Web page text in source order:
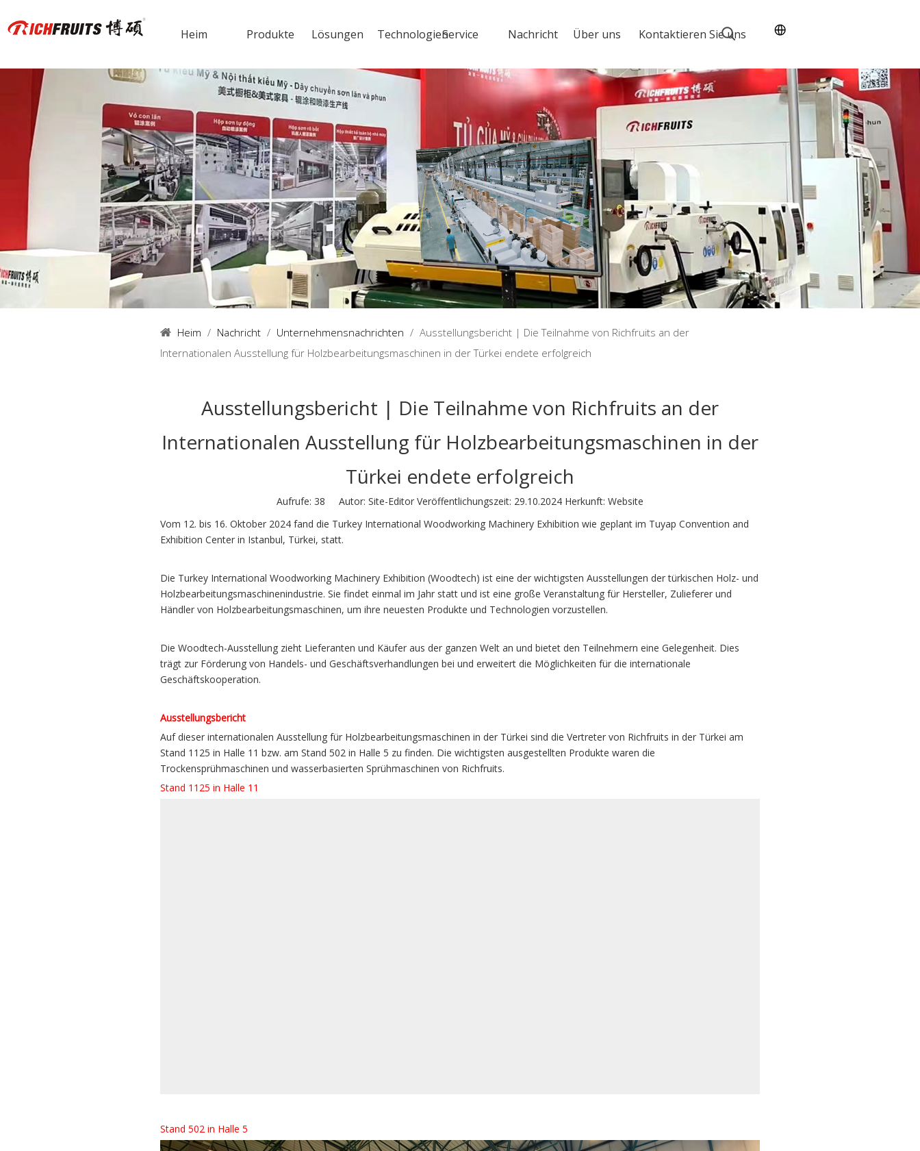
Heim Produkte Lösungen TechnologienService Nachricht Über uns Kontaktieren Sie uns
Heim / Nachricht / Unternehmensnachrichten / Ausstellungsbericht | Die Teilnahme von Richfruits an der
Internationalen Ausstellung für Holzbearbeitungsmaschinen in der Türkei endete erfolgreich
Ausstellungsbericht | Die Teilnahme von Richfruits an der
Internationalen Ausstellung für Holzbearbeitungsmaschinen in der
Türkei endete erfolgreich
Aufrufe: 38 Autor: Site-Editor Veröffentlichungszeit: 29.10.2024 Herkunft: Website
Vom 12. bis 16. Oktober 2024 fand die Turkey International Woodworking Machinery Exhibition wie geplant im Tuyap Convention and
Exhibition Center in Istanbul, Türkei, statt.
Die Turkey International Woodworking Machinery Exhibition (Woodtech) ist eine der wichtigsten Ausstellungen der türkischen Holz- und
Holzbearbeitungsmaschinenindustrie. Sie findet einmal im Jahr statt und ist eine große Veranstaltung für Hersteller, Zulieferer und
Händler von Holzbearbeitungsmaschinen, um ihre neuesten Produkte und Technologien vorzustellen.
Die Woodtech-Ausstellung zieht Lieferanten und Käufer aus der ganzen Welt an und bietet den Teilnehmern eine Gelegenheit. Dies
trägt zur Förderung von Handels- und Geschäftsverhandlungen bei und erweitert die Möglichkeiten für die internationale
Geschäftskooperation.
Ausstellungsbericht
Auf dieser internationalen Ausstellung für Holzbearbeitungsmaschinen in der Türkei sind die Vertreter von Richfruits in der Türkei am
Stand 1125 in Halle 11 bzw. am Stand 502 in Halle 5 zu finden. Die wichtigsten ausgestellten Produkte waren die
Trockensprühmaschinen und wasserbasierten Sprühmaschinen von Richfruits.
Stand 1125 in Halle 11
Stand 502 in Halle 5